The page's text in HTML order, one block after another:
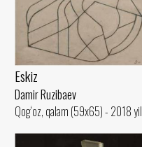
Eskiz
Damir Ruzibaev
Qog‘oz, qalam (59x65) - 2018 yil